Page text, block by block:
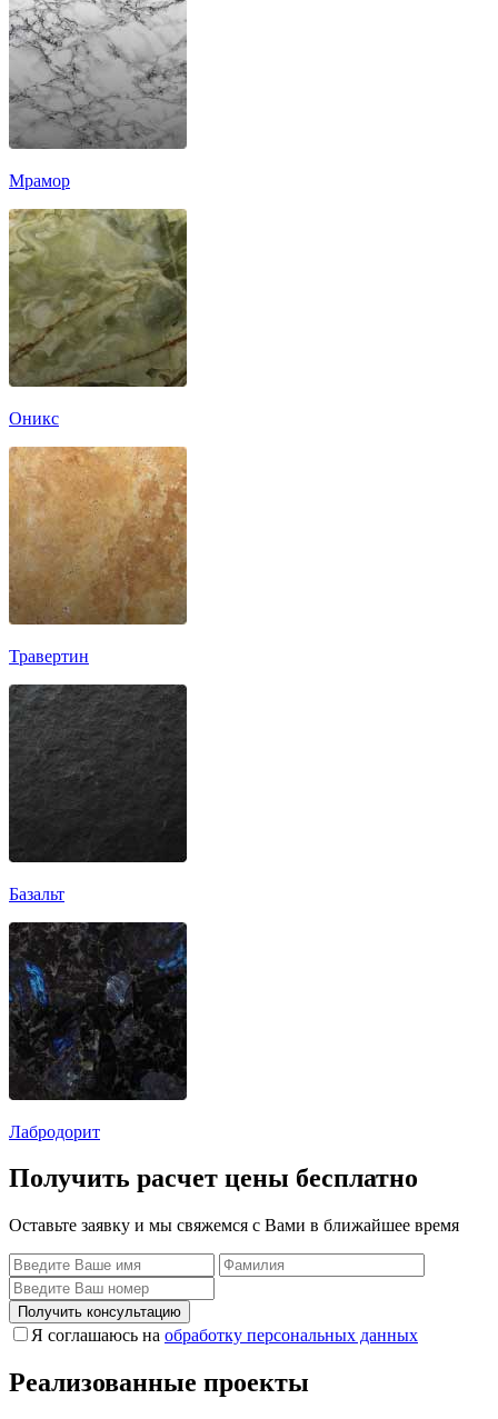
Мрамор
Оникс
Травертин
Базальт
Лабродорит
Получить расчет цены бесплатно
Оставьте заявку и мы свяжемся с Вами в ближайшее время
Получить консультацию
Я соглашаюсь на обработку персональных данных
Реализованные проекты